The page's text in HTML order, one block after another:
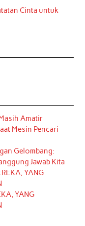
Cinta untuk
Amatir
Mesin Pencari
Gelombang:
Jawab Kita
YANG
YANG